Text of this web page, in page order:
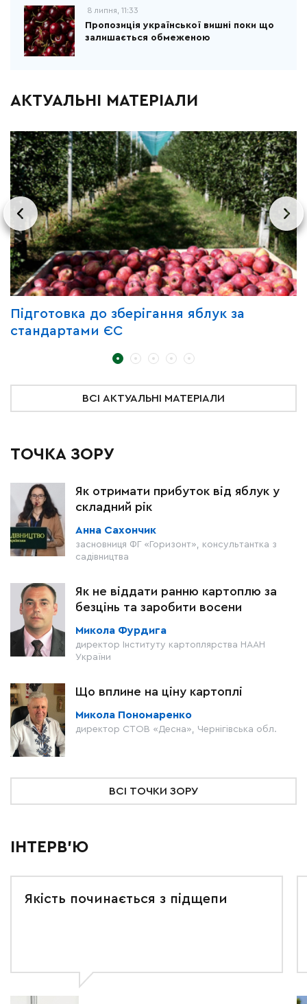
8 липня, 11:33
Пропозиція української вишні поки що
залишається обмеженою
АКТУАЛЬНІ МАТЕРІАЛИ
Підготовка до зберігання яблук за
стандартами ЄС
ВСІ АКТУАЛЬНІ МАТЕРІАЛИ
ТОЧКА ЗОРУ
Як отримати прибуток від яблук у
складний рік
Анна Сахончик
засновниця ФГ «Горизонт», консультантка з
садівництва
Як не віддати ранню картоплю за
безцінь та заробити восени
Микола Фурдига
директор Інституту картоплярства НААН
України
Що вплине на ціну картоплі
Микола Пономаренко
директор СТОВ «Десна», Чернігівська обл.
ВСІ ТОЧКИ ЗОРУ
ІНТЕРВ'Ю
Якість починається з підщепи